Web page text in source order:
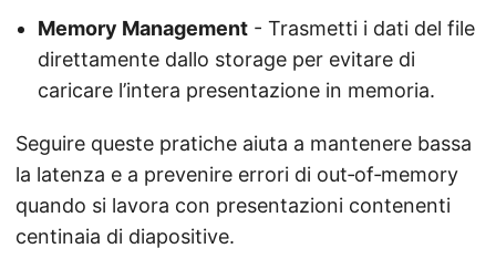
Memory Management - Trasmetti i dati del file
direttamente dallo storage per evitare di
caricare l’intera presentazione in memoria.
Seguire queste pratiche aiuta a mantenere bassa
la latenza e a prevenire errori di out‑of‑memory
quando si lavora con presentazioni contenenti
centinaia di diapositive.